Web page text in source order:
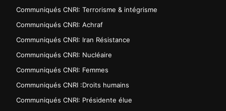
Communiqués CNRI: Terrorisme & intégrisme
Communiqués CNRI: Achraf
Communiqués CNRI: Iran Résistance
Communiqués CNRI: Nucléaire
Communiqués CNRI: Femmes
Communiqués CNRI :Droits humains
Communiqués CNRI: Présidente élue